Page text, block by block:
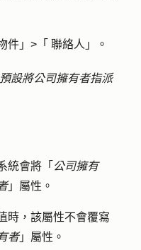
件 」>「 聯絡人」。
預設將公司擁有者指派
統會將「 公司擁有
」屬性。
時，該屬性不會覆寫
者」屬性。